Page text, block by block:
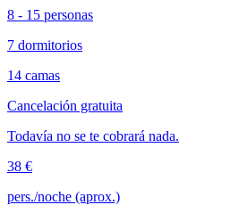
8 - 15 personas
7 dormitorios
14 camas
Cancelación gratuita
Todavía no se te cobrará nada.
38 €
pers./noche (aprox.)